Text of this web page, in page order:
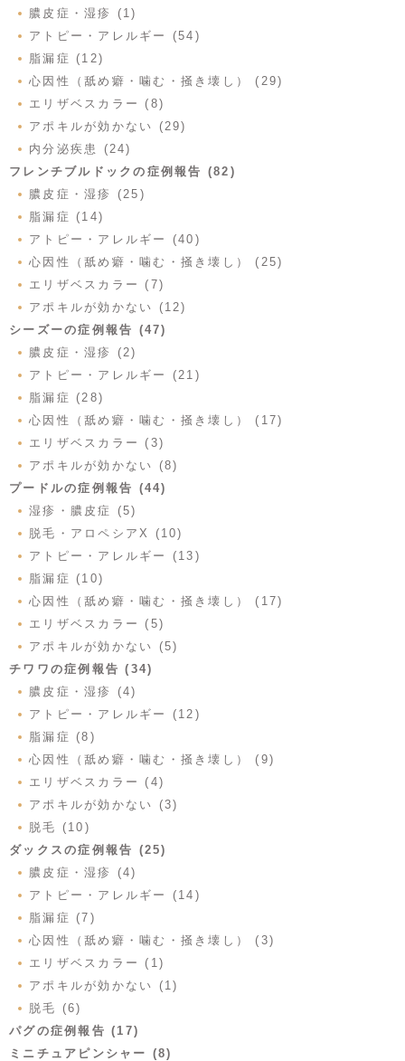
膿皮症・湿疹 (1)
アトピー・アレルギー (54)
脂漏症 (12)
心因性（舐め癖・噛む・掻き壊し） (29)
エリザベスカラー (8)
アポキルが効かない (29)
内分泌疾患 (24)
フレンチブルドックの症例報告 (82)
膿皮症・湿疹 (25)
脂漏症 (14)
アトピー・アレルギー (40)
心因性（舐め癖・噛む・掻き壊し） (25)
エリザベスカラー (7)
アポキルが効かない (12)
シーズーの症例報告 (47)
膿皮症・湿疹 (2)
アトピー・アレルギー (21)
脂漏症 (28)
心因性（舐め癖・噛む・掻き壊し） (17)
エリザベスカラー (3)
アポキルが効かない (8)
プードルの症例報告 (44)
湿疹・膿皮症 (5)
脱毛・アロペシアX (10)
アトピー・アレルギー (13)
脂漏症 (10)
心因性（舐め癖・噛む・掻き壊し） (17)
エリザベスカラー (5)
アポキルが効かない (5)
チワワの症例報告 (34)
膿皮症・湿疹 (4)
アトピー・アレルギー (12)
脂漏症 (8)
心因性（舐め癖・噛む・掻き壊し） (9)
エリザベスカラー (4)
アポキルが効かない (3)
脱毛 (10)
ダックスの症例報告 (25)
膿皮症・湿疹 (4)
アトピー・アレルギー (14)
脂漏症 (7)
心因性（舐め癖・噛む・掻き壊し） (3)
エリザベスカラー (1)
アポキルが効かない (1)
脱毛 (6)
パグの症例報告 (17)
ミニチュアピンシャー (8)